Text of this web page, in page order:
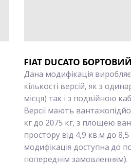
FIAT DUCATO БОРТОВИЙ
Дана модифікація
кількості версій, як з
місця) так і з подвійною
Версії мають
кг до 2075 кг, з площею
простору від 4,9 кв.м до
модифікація доступна до
попереднім замовленням).